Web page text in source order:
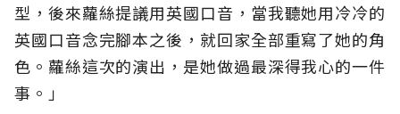
型，後來蘿絲提議用英國口音，當我聽她用冷冷的
英國口音念完腳本之後，就回家全部重寫了她的角
色。蘿絲這次的演出，是她做過最深得我心的一件
事。」